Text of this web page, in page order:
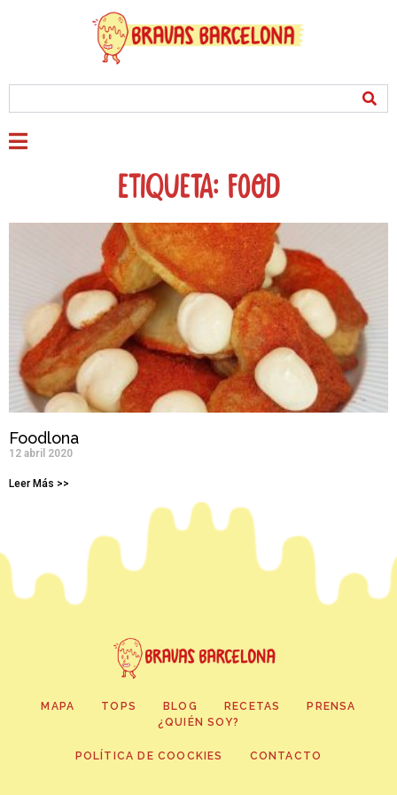
Etiqueta: Food
Foodlona
12 abril 2020
Leer Más >>
MAPA TOPS BLOG RECETAS
PRENSA
¿QUIÉN SOY?
POLÍTICA DE COOCKIES CONTACTO